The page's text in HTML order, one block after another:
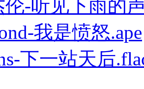
伦-听见下雨的
我是愤怒.ape
下一站天后